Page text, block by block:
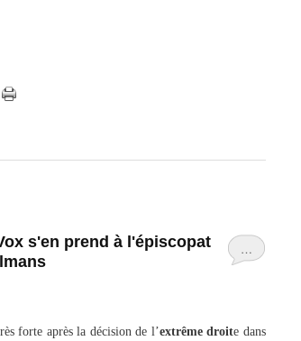
…
s'en prend à l'épiscopat
forte après la décision de l’extrême droite dans